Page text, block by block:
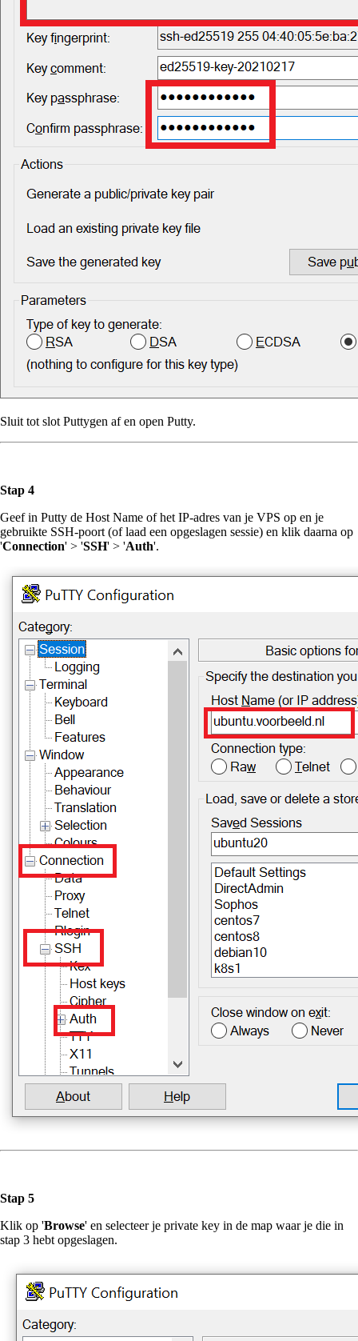
Sluit tot slot Puttygen af en open Putty.
Stap 4
Geef in Putty de Host Name of het IP-adres van je VPS op en je
gebruikte SSH-poort (of laad een opgeslagen sessie) en klik daarna op
'Connection' > 'SSH' > 'Auth'.
Stap 5
Klik op 'Browse' en selecteer je private key in de map waar je die in
stap 3 hebt opgeslagen.